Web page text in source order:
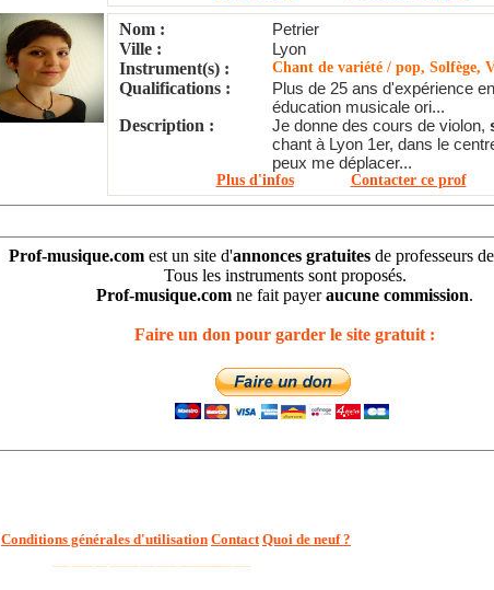
Nom :
Petrier
Ville :
Lyon
Instrument(s) :
Chant de variété / pop, Solfège,
Qualifications :
Plus de 25 ans d'expérience en
éducation musicale ori...
Description :
Je donne des cours de violon,
chant à Lyon 1er, dans le
peux me déplacer...
Plus d'infos Contacter ce prof
Prof-musique.com est un site d'annonces gratuites de professeurs
Tous les instruments sont proposés.
Prof-musique.com ne fait payeraucune commission.
Faire un don pour garder le site gratuit :
Conditions générales d'utilisation Contact Quoi de neuf ?